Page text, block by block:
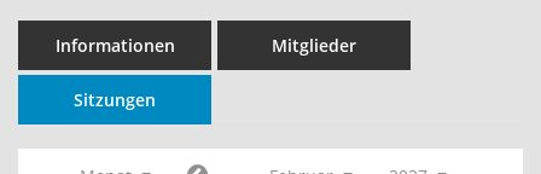
Informationen Mitglieder
Sitzungen